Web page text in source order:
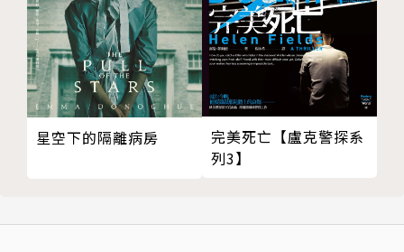
星空下的隔離病房
完美死亡【盧克警探系
列3】